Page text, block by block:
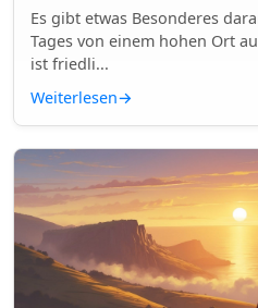
Es gibt etwas Besonderes
Tages von einem hohen Ort
ist friedli...
Weiterlesen→